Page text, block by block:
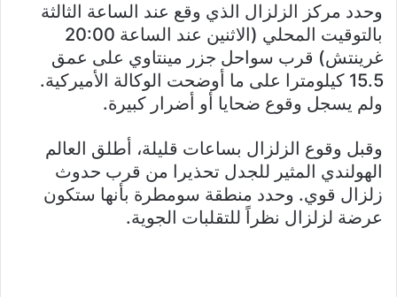
وحدد مركز الزلزال الذي وقع عند الساعة الثالثة
بالتوقيت المحلي (الاثنين عند الساعة 20:00
غرينتش) قرب سواحل جزر مينتاوي على عمق
15.5 كيلومترا على ما أوضحت الوكالة الأميركية.
ولم يسجل وقوع ضحايا أو أضرار كبيرة.
وقبل وقوع الزلزال بساعات قليلة، أطلق العالم
الهولندي المثير للجدل تحذيرا من قرب حدوث
زلزال قوي. وحدد منطقة سومطرة بأنها ستكون
عرضة لزلزال نظراً للتقلبات الجوية.